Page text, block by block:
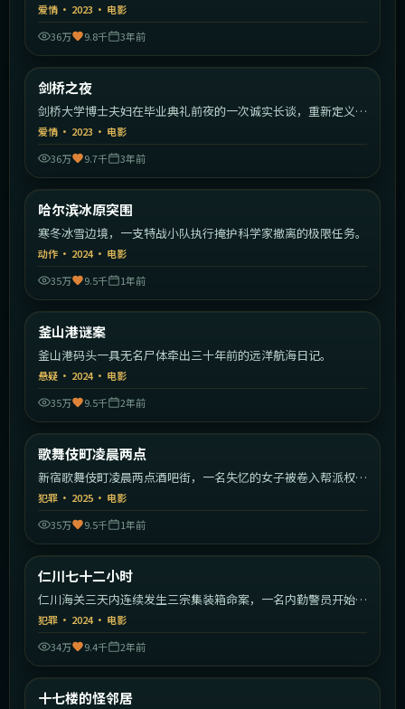
恋曲。
爱情 · 2023 · 电影
36万
9.8千 3年前
热门
剑桥之夜
剑桥大学博士夫妇在毕业典礼前夜的一次诚实长谈，重新定义婚
姻。
爱情 · 2023 · 电影
36万
9.7千 3年前
热门
哈尔滨冰原突围
寒冬冰雪边境，一支特战小队执行掩护科学家撤离的极限任务。
动作 · 2024· 电影
35万
9.5千 1年前
热门
釜山港谜案
釜山港码头一具无名尸体牵出三十年前的远洋航海日记。
悬疑 · 2024· 电影
35万
9.5千 2年前
热门
歌舞伎町凌晨两点
新宿歌舞伎町凌晨两点酒吧街，一名失忆的女子被卷入帮派权力
斗争。
犯罪 · 2025 · 电影
35万
9.5千 1年前
热门
仁川七十二小时
仁川海关三天内连续发生三宗集装箱命案，一名内勤警员开始反
向追查。
犯罪 · 2024· 电影
34万
9.4千 2年前
热门
十七楼的怪邻居